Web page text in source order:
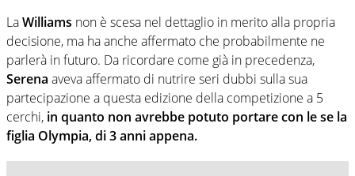
LaWilliams non è scesa nel dettaglio in merito alla propria
decisione, ma ha anche affermato che probabilmente ne
parlerà in futuro. Da ricordare come già in precedenza,
Serena aveva affermato di nutrire seri dubbi sulla sua
partecipazione a questa edizione della competizione a 5
cerchi, in quanto non avrebbe potuto portare con le se la
figlia Olympia, di 3 anni appena.